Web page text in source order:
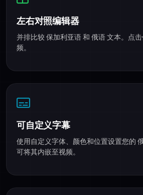
左右对照编辑器
并排比较 保加利亚语 和 俄语 文本。点
频。
可自定义字幕
使用自定义字体、颜色和位置设置您的
可将其内嵌至视频。